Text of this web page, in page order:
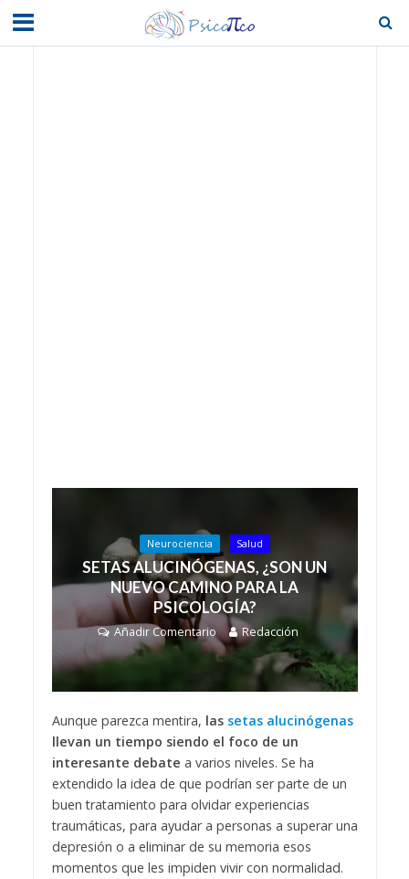
Neurociencia Salud
SETAS ALUCINÓGENAS, ¿SON UN
NUEVO CAMINO PARA LA
PSICOLOGÍA?
Añadir Comentario Redacción
Aunque parezca mentira, las setas alucinógenas
llevan un tiempo siendo el foco de un
interesante debate a varios niveles. Se ha
extendido la idea de que podrían ser parte de un
buen tratamiento para olvidar experiencias
traumáticas, para ayudar a personas a superar una
depresión o a eliminar de su memoria esos
momentos que les impiden vivir con normalidad.